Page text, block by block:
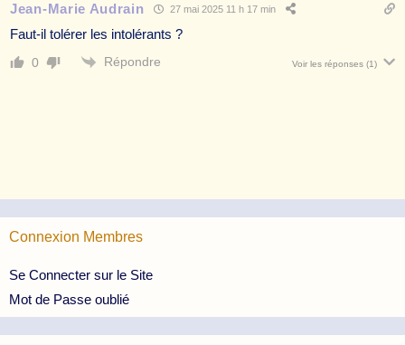
Jean-Marie Audrain 27 mai 2025 11 h 17 min
Faut-il tolérer les intolérants ?
0 Répondre Voir les réponses (1)
Connexion Membres
Se Connecter sur le Site
Mot de Passe oublié